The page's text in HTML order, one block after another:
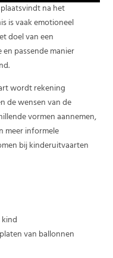
na het
is vaak emotioneel
doel van een
passende manier
wordt rekening
de wensen van de
vormen aannemen,
meer informele
bij kinderuitvaarten
van ballonnen